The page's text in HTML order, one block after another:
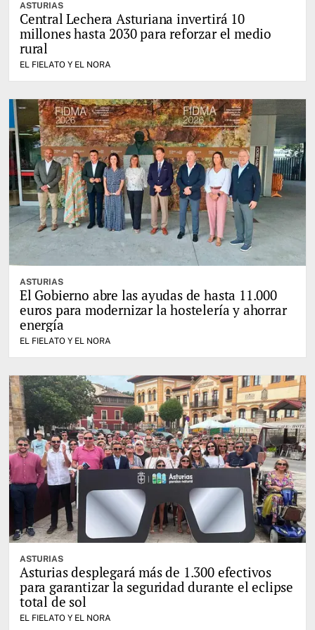
ASTURIAS
Central Lechera Asturiana invertirá 10
millones hasta 2030 para reforzar el medio
rural
EL FIELATO Y EL NORA
ASTURIAS
El Gobierno abre las ayudas de hasta 11.000
euros para modernizar la hostelería y ahorrar
energía
EL FIELATO Y EL NORA
ASTURIAS
Asturias desplegará más de 1.300 efectivos
para garantizar la seguridad durante el eclipse
total de sol
EL FIELATO Y EL NORA